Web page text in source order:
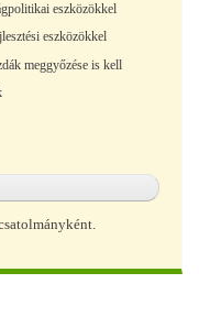
eszközökkel
eszközökkel
meggyőzése is kell